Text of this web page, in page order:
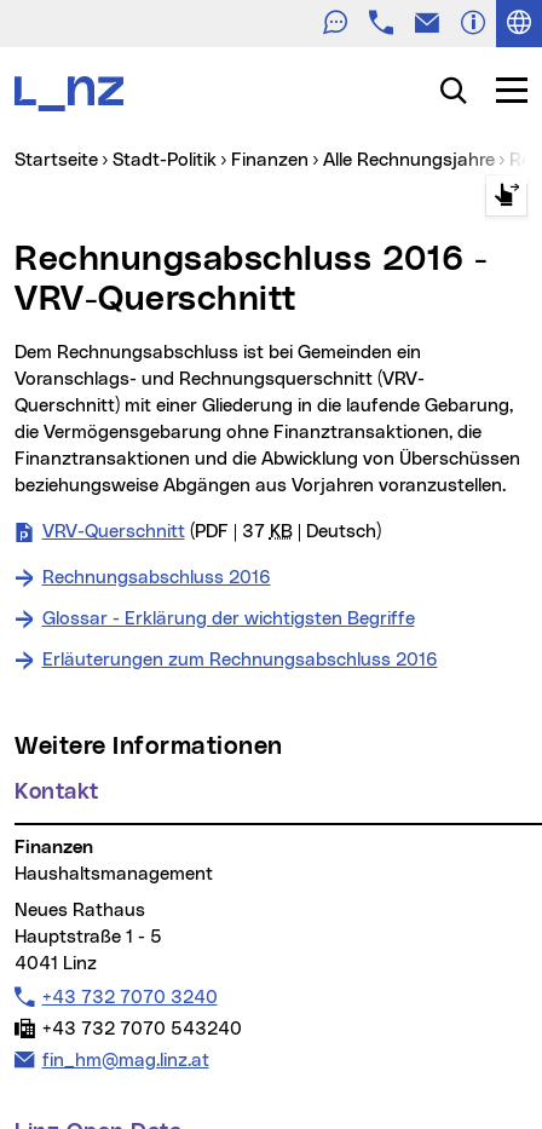
TelefonE-Mail
Suche
Sie sind hier:
Startseite Stadt-Politik Finanzen Alle Rechnungsjahre
Rechnungsabschluss 2016 -
VRV-Querschnitt
Dem Rechnungsabschluss ist bei Gemeinden ein
Voranschlags- und Rechnungsquerschnitt (VRV-
Querschnitt) mit einer Gliederung in die laufende Gebarung,
die Vermögensgebarung ohne Finanztransaktionen, die
Finanztransaktionen und die Abwicklung von Überschüssen
beziehungsweise Abgängen aus Vorjahren voranzustellen.
VRV-Querschnitt (PDF | 37 KB| Deutsch)
Rechnungsabschluss 2016
Glossar - Erklärung der wichtigsten Begriffe
Erläuterungen zum Rechnungsabschluss 2016
Weitere Informationen
Kontakt
Finanzen
Haushaltsmanagement
Neues Rathaus
Hauptstraße 1 - 5
4041 Linz
Telefon:
+43 732 7070 3240
Fax:
+43 732 7070 543240
E-Mail Adresse:
fin_hm@mag.linz.at